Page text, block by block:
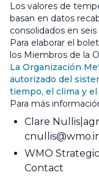
Los valores de
basan en datos
consolidados en
Para elaborar el
los Miembros de la
La Organización
autorizado del
tiempo, el clima y el
Para más
Clare Nullis
WMO
Contact